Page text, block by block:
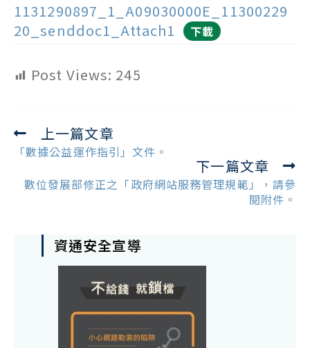
1131290897_1_A09030000E_11300229
20_senddoc1_Attach1
下載
Post Views: 245
Read
more
上一篇文章
「數據公益運作指引」文件。
下一篇文章
數位發展部修正之「政府網站服務管理規範」，請參
閱附件。
資通安全宣導